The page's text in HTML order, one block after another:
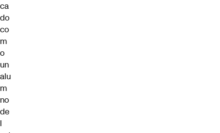
ca
do
co
m
o
un
alu
m
no
de
l